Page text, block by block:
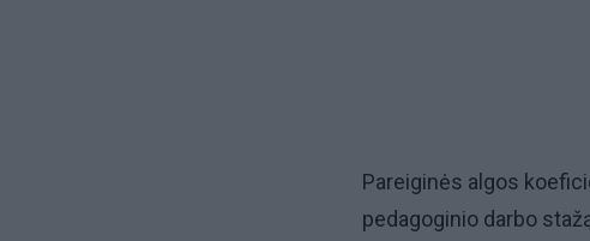
Pareiginės algos
pedagoginio darbo